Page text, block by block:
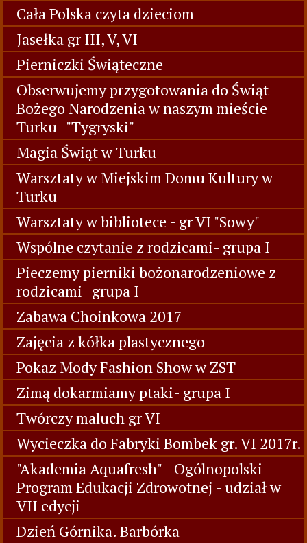
Cała Polska czyta dzieciom
Jasełka gr III, V, VI
Pierniczki Świąteczne
Obserwujemy przygotowania do Świąt
Bożego Narodzenia w naszym mieście
Turku- "Tygryski"
Magia Świąt w Turku
Warsztaty w Miejskim Domu Kultury w
Turku
Warsztaty w bibliotece - gr VI "Sowy"
Wspólne czytanie z rodzicami- grupa I
Pieczemy pierniki bożonarodzeniowe z
rodzicami- grupa I
Zabawa Choinkowa 2017
Zajęcia z kółka plastycznego
Pokaz Mody Fashion Show w ZST
Zimą dokarmiamy ptaki- grupa I
Twórczy maluch gr VI
Wycieczka do Fabryki Bombek gr. VI 2017r.
"Akademia Aquafresh" - Ogólnopolski
Program Edukacji Zdrowotnej - udział w
VII edycji
Dzień Górnika. Barbórka